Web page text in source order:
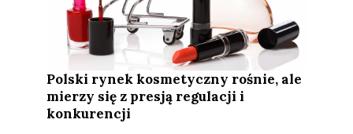
Polski rynek kosmetyczny rośnie, ale
mierzy się z presją regulacji i
konkurencji